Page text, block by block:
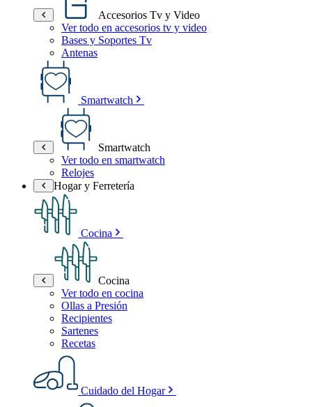
Accesorios Tv y Video
Ver todo en accesorios tv y video
Bases y Soportes Tv
Antenas
Smartwatch
Smartwatch
Ver todo en smartwatch
Relojes
Hogar y Ferretería
Cocina
Cocina
Ver todo en cocina
Ollas a Presión
Recipientes
Sartenes
Recetas
Cuidado del Hogar